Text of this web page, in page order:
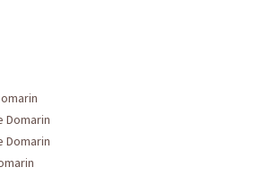
Domarin
Domarin